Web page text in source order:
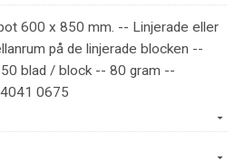
600 x 850 mm. -- Linjerade eller
på de linjerade blocken --
blad / block -- 80 gram --
0675